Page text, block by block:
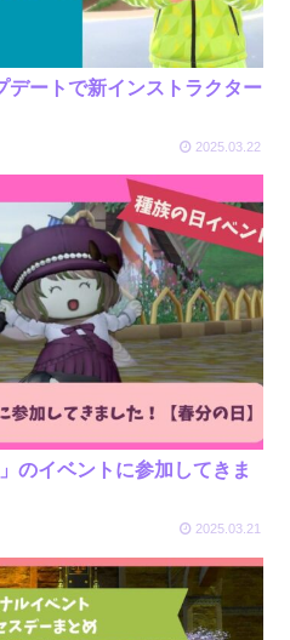
デートで新インストラクター
2025.03.22
のイベントに参加してきま
2025.03.21